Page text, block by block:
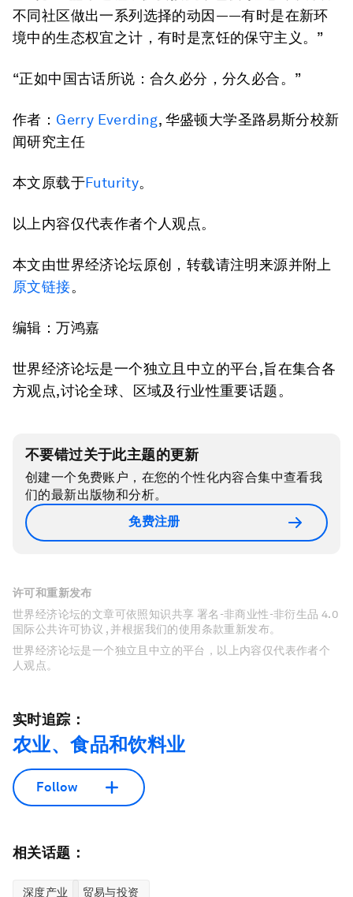
不同社区做出一系列选择的动因——有时是在新环
境中的生态权宜之计，有时是烹饪的保守主义。”
“正如中国古话所说：合久必分，分久必合。”
作者： Gerry Everding, 华盛顿大学圣路易斯分校新
闻研究主任
本文原载于Futurity。
以上内容仅代表作者个人观点。
本文由世界经济论坛原创，转载请注明来源并附上
原文链接。
编辑：万鸿嘉
世界经济论坛是一个独立且中立的平台,旨在集合各
方观点,讨论全球、区域及行业性重要话题。
不要错过关于此主题的更新
创建一个免费账户，在您的个性化内容合集中查看我
们的最新出版物和分析。
免费注册
许可和重新发布
世界经济论坛的文章可依照知识共享 署名-非商业性-非衍生品 4.0
国际公共许可协议 , 并根据我们的使用条款重新发布。
世界经济论坛是一个独立且中立的平台，以上内容仅代表作者个
人观点。
实时追踪：
农业、食品和饮料业
Follow
相关话题：
深度产业 贸易与投资